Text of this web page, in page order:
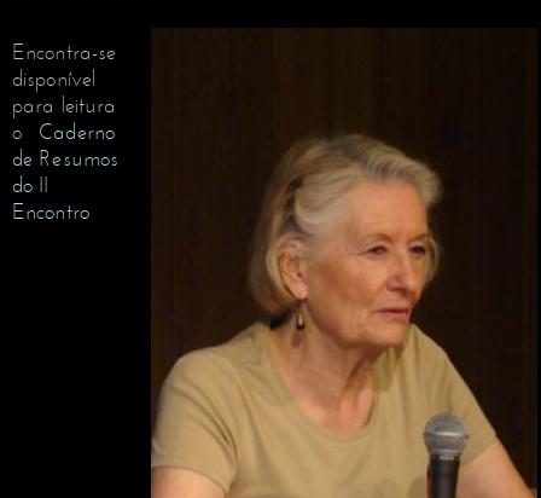
Encontra-se
disponível
para leitura
o
Caderno
de Resumos
do II
Encontro